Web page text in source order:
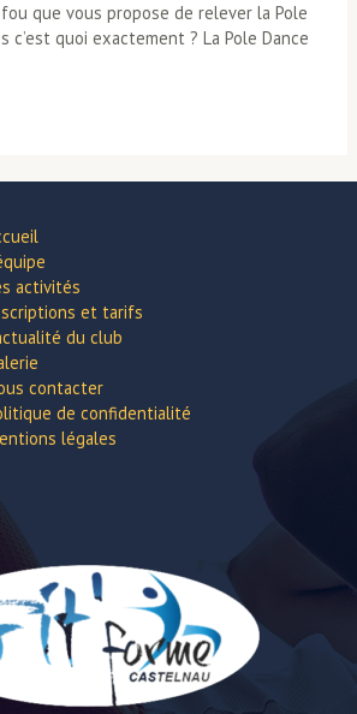
fou que vous propose de relever la Pole
c’est quoi exactement ? La Pole Dance
activités
et tarifs
du club
contacter
de confidentialité
légales